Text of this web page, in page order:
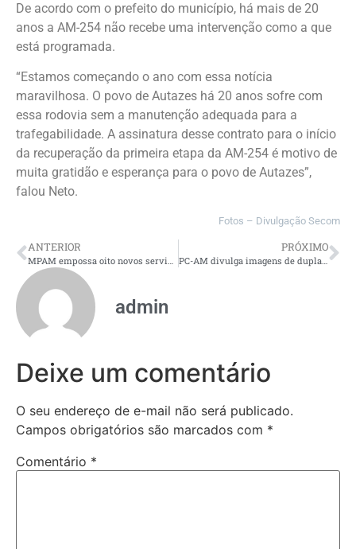
De acordo com o prefeito do município, há mais de 20
anos a AM-254 não recebe uma intervenção como a que
está programada.
“Estamos começando o ano com essa notícia
maravilhosa. O povo de Autazes há 20 anos sofre com
essa rodovia sem a manutenção adequada para a
trafegabilidade. A assinatura desse contrato para o início
da recuperação da primeira etapa da AM-254 é motivo de
muita gratidão e esperança para o povo de Autazes”,
falou Neto.
Fotos – Divulgação Secom
ANTERIOR
MPAM empossa oito novos servidores aprovados no concurso de 2024
PRÓXIMO
PC-AM divulga imagens de dupla procurada por roubo a loja de cosméticos no bairro São José Operário
admin
Deixe um comentário
O seu endereço de e-mail não será publicado.
Campos obrigatórios são marcados com *
Comentário *